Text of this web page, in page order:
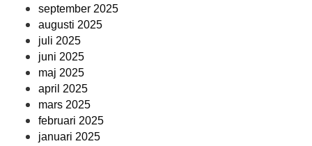
september 2025
augusti 2025
juli 2025
juni 2025
maj 2025
april 2025
mars 2025
februari 2025
januari 2025